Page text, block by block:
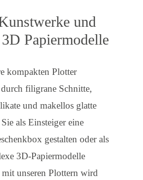
und
Papiermodelle
kompakten Plotter
filigrane Schnitte,
und makellos glatte
als Einsteiger eine
gestalten oder als
3D-Papiermodelle
unseren Plottern wird